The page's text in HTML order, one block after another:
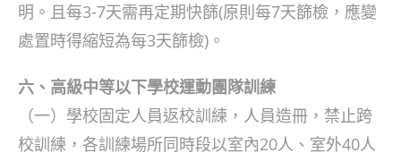
明。且每3-7天需再定期快篩(原則每7天篩檢，應變
處置時得縮短為每3天篩檢)。
六、高級中等以下學校運動團隊訓練
（一）學校固定人員返校訓練，人員造冊，禁止跨
校訓練，各訓練場所同時段以室內20人、室外40人